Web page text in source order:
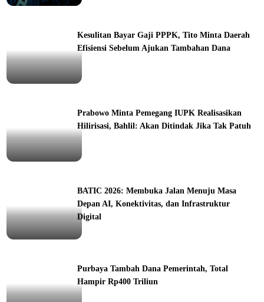
Kesulitan Bayar Gaji PPPK, Tito Minta Daerah
Efisiensi Sebelum Ajukan Tambahan Dana
Prabowo Minta Pemegang IUPK Realisasikan
Hilirisasi, Bahlil: Akan Ditindak Jika Tak Patuh
BATIC 2026: Membuka Jalan Menuju Masa
Depan AI, Konektivitas, dan Infrastruktur
Digital
Purbaya Tambah Dana Pemerintah, Total
Hampir Rp400 Triliun